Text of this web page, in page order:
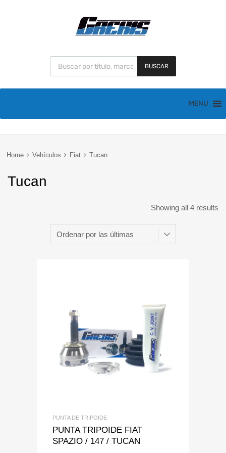
BUSCAR
MENU
Home Vehículos Fiat Tucan
Tucan
Showing all 4 results
Add to Wishlist
Add to Compare
PUNTA DE TRIPOIDE
PUNTA TRIPOIDE FIAT
SPAZIO / 147 / TUCAN